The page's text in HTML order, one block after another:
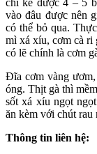
vào đâu được nên
có thể bỏ qua.
mì xá xíu, cơm cà
có lẽ chính là cơm
Đĩa cơm vàng
óng. Thịt gà thì
sốt xá xíu ngọt
ăn kèm với chút rau
Thông tin liên hệ: